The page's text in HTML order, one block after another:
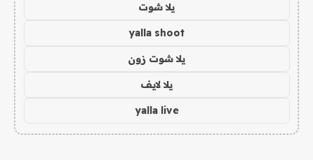
يلا شوت
yalla shoot
يلا شوت زون
يلا لايف
yalla live